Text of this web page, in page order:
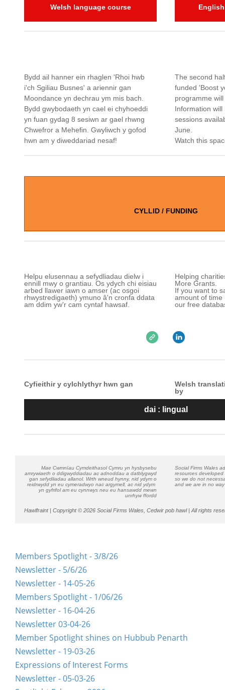
Welsh language course
Bydd ail hanner ein rhaglen 'Rhoi hwb
i'ch Sgiliau Busnes' a ariennir gan
Moondance yn dechrau ym mis bach.
Bydd gwybodaeth yn cael ei chyhoeddi
yn fuan gydag 8 sesiwn ar gael rhwng
Chwefror a Mehefin. Gwyliwch y gofod
hwn am y diweddariad nesaf!
The second
funded 'Boost
programme
Information
sessions
June.
Watch this
CYLLID / FUNDING
Helpu elusennau a sefydliadau dielw i
ennill mwy o grantiau. Os ydych chi eisiau
arbed llawer iawn o amser (ac osgoi
rhwystredigaeth) ymuno â'n cronfa ddata
am ddim yw'r cam cyntaf hawsaf.
Helping
More Grants.
If you want to
amount of time
our free
Cyfieithir y cylchlythyr hwn gan
Welsh
by
dai : lingual
Mae Cwmnïau Cymdeithasol Cymru yn hysbysebu
amrywiaeth o ddigwyddiadau ac adnoddau a datblygwyd
gan sefydliadau allanol. Wrth wneud hynny, nid ydym o
reidrwydd yn eu cymeradwyo nac argymell, ac nid ydym
yn gyfrifol am eu cynnwys neu eu hansawdd mewn
unrhyw ffordd
Social Firms Wales
resources
so we do not
and we are in no
Hawlfraint | Copyright © 2026 Social Firms Wales, Cedwir pob hawl | All rights
Members Spotlight - 3/8/26
Newsletter - 5/6/26
Newsletter - 14-05-26
Members Spotlight - 1/06/26
Newsletter - 16-04-26
Newsletter 03-04-26
Member Spotlight shines on Hubbub Penarth
Newsletter - 19-03-26
Expressions of Interest Forms
Newsletter - 05-03-26